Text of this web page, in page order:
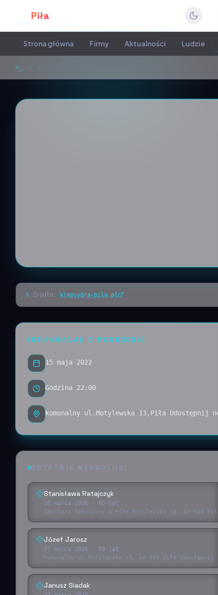
Piła
Strona główna Firmy Aktualności Ludzie
>_
$ Źródło: klepsydra-pila.pl
INFORMACJE O POGRZEBIE
15 maja 2022
Godzina 22:00
komunalny ul.Motylewska 13,Piła
OSTATNIE NEKROLOGI
Stanisława Ratajczyk
28 marca 2026 · 85 lat
Cmentarz Komunalny w Pile Motylewska 13, 64-920
Józef Jarosz
27 marca 2026 · 89 lat
komunalny ul.Motylewska 13, 64-920 Piła
Janusz Siadak